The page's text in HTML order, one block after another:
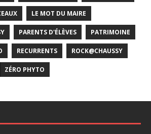
LE MOT DU MAIRE
PARENTS D'ÉLÈVES PATRIMOINE
RECURRENTS ROCK@CHAUSSY
ZÉRO PHYTO